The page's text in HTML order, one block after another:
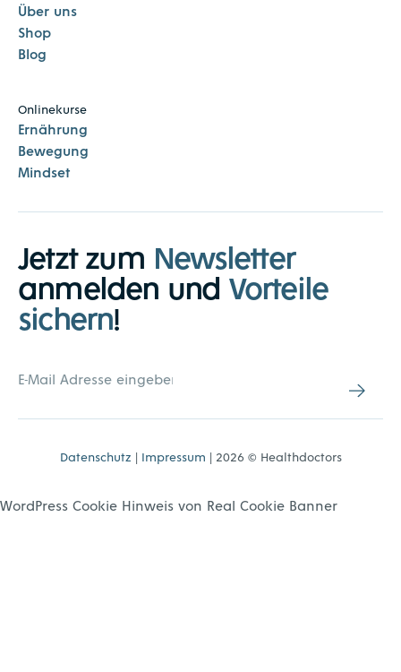
Über uns
Shop
Blog
Onlinekurse
Ernährung
Bewegung
Mindset
Jetzt zum Newsletter
anmelden und Vorteile
sichern!
Datenschutz | Impressum | 2026 © Healthdoctors
WordPress Cookie Hinweis von Real Cookie Banner